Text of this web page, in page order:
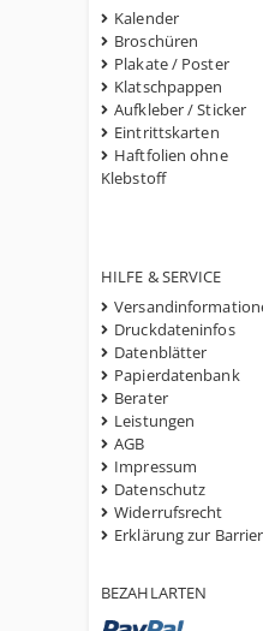
Kalender
Broschüren
Plakate / Poster
Klatschpappen
Aufkleber / Sticker
Eintrittskarten
Haftfolien ohne
Klebstoff
HILFE & SERVICE
Druckdateninfos
Datenblätter
Papierdatenbank
Berater
Leistungen
AGB
Impressum
Datenschutz
Widerrufsrecht
Erklärung zur
BEZAHLARTEN